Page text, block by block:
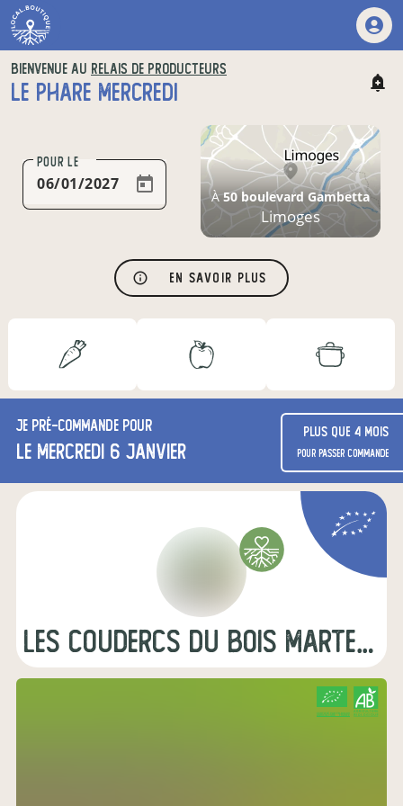
BIENVENUE AU RELAIS DE PRODUCTEURS
LE PHARE MERCREDI
POUR LE
En savoir plus
À50 boulevard Gambetta
Limoges
Je pré-commande pour
le mercredi 6 janvier
Plus que 4 mois
pour passer commande
Les Coudercs du Bois Marteau
CERTIFIÉ PAR FR-BIO-09
AGRICULTURE FRANCE